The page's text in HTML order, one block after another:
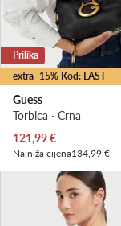
extra -15% Kod: LAST
Prilika
Guess
Torbica · Crna
Trenutna cijena
121,99€
Najniža cijena134,99 €